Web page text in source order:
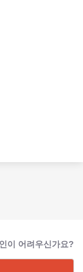
이 어려우신가요?